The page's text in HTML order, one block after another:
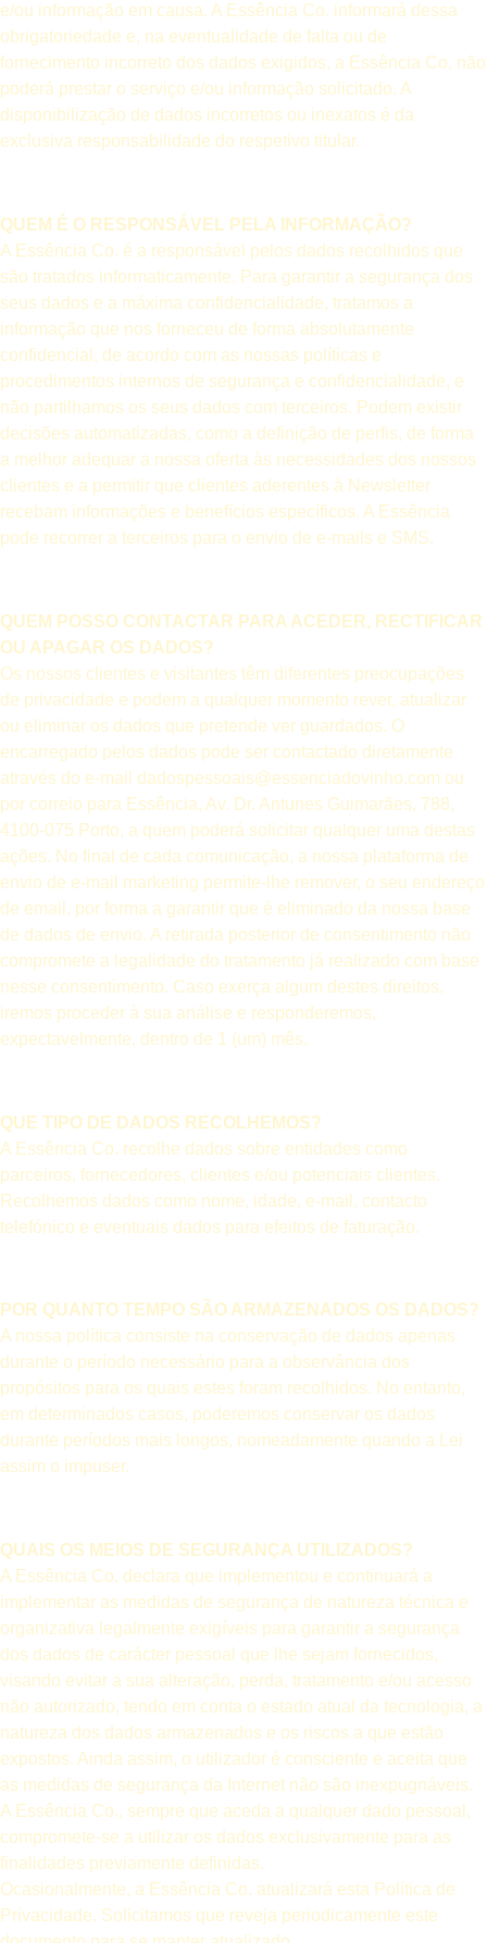
e/ou informação em causa. A Essência Co. informará dessa
obrigatoriedade e, na eventualidade de falta ou de
fornecimento incorreto dos dados exigidos, a Essência Co. não
poderá prestar o serviço e/ou informação solicitado. A
disponibilização de dados incorretos ou inexatos é da
exclusiva responsabilidade do respetivo titular.
QUEM É O RESPONSÁVEL PELA INFORMAÇÃO?
A Essência Co. é a responsável pelos dados recolhidos que
são tratados informaticamente. Para garantir a segurança dos
seus dados e a máxima confidencialidade, tratamos a
informação que nos forneceu de forma absolutamente
confidencial, de acordo com as nossas políticas e
procedimentos internos de segurança e confidencialidade, e
não partilhamos os seus dados com terceiros. Podem existir
decisões automatizadas, como a definição de perfis, de forma
a melhor adequar a nossa oferta às necessidades dos nossos
clientes e a permitir que clientes aderentes à Newsletter
recebam informações e benefícios específicos. A Essência
pode recorrer a terceiros para o envio de e-mails e SMS.
QUEM POSSO CONTACTAR PARA ACEDER, RECTIFICAR
OU APAGAR OS DADOS?
Os nossos clientes e visitantes têm diferentes preocupações
de privacidade e podem a qualquer momento rever, atualizar
ou eliminar os dados que pretende ver guardados. O
encarregado pelos dados pode ser contactado diretamente
através do e-mail dadospessoais@essenciadovinho.com ou
por correio para Essência, Av. Dr. Antunes Guimarães, 788,
4100-075 Porto, a quem poderá solicitar qualquer uma destas
ações. No final de cada comunicação, a nossa plataforma de
envio de e-mail marketing permite-lhe remover, o seu endereço
de email, por forma a garantir que é eliminado da nossa base
de dados de envio. A retirada posterior de consentimento não
compromete a legalidade do tratamento já realizado com base
nesse consentimento. Caso exerça algum destes direitos,
iremos proceder à sua análise e responderemos,
expectavelmente, dentro de 1 (um) mês.
QUE TIPO DE DADOS RECOLHEMOS?
A Essência Co. recolhe dados sobre entidades como
parceiros, fornecedores, clientes e/ou potenciais clientes.
Recolhemos dados como nome, idade, e-mail, contacto
telefónico e eventuais dados para efeitos de faturação.
POR QUANTO TEMPO SÃO ARMAZENADOS OS DADOS?
A nossa política consiste na conservação de dados apenas
durante o período necessário para a observância dos
propósitos para os quais estes foram recolhidos. No entanto,
em determinados casos, poderemos conservar os dados
durante períodos mais longos, nomeadamente quando a Lei
assim o impuser.
QUAIS OS MEIOS DE SEGURANÇA UTILIZADOS?
A Essência Co. declara que implementou e continuará a
implementar as medidas de segurança de natureza técnica e
organizativa legalmente exigíveis para garantir a segurança
dos dados de carácter pessoal que lhe sejam fornecidos,
visando evitar a sua alteração, perda, tratamento e/ou acesso
não autorizado, tendo em conta o estado atual da tecnologia, a
natureza dos dados armazenados e os riscos a que estão
expostos. Ainda assim, o utilizador é consciente e aceita que
as medidas de segurança da Internet não são inexpugnáveis.
A Essência Co., sempre que aceda a qualquer dado pessoal,
compromete-se a utilizar os dados exclusivamente para as
finalidades previamente definidas.
Ocasionalmente, a Essência Co. atualizará esta Política de
Privacidade. Solicitamos que reveja periodicamente este